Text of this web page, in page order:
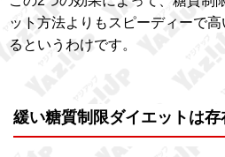
ット方法よりもスピーディーで
るというわけです。
緩い糖質制限ダイエットは存